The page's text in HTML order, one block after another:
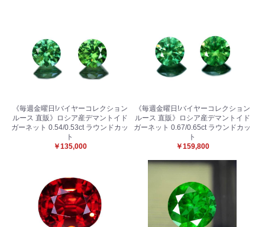
《毎週金曜日!バイヤーコレクション
ルース 直販》ロシア産デマントイド
ガーネット 0.54/0.53ct ラウンドカッ
ト
￥135,000
《毎週金曜日!バイヤーコレクション
ルース 直販》ロシア産デマントイド
ガーネット 0.67/0.65ct ラウンドカッ
ト
￥159,800